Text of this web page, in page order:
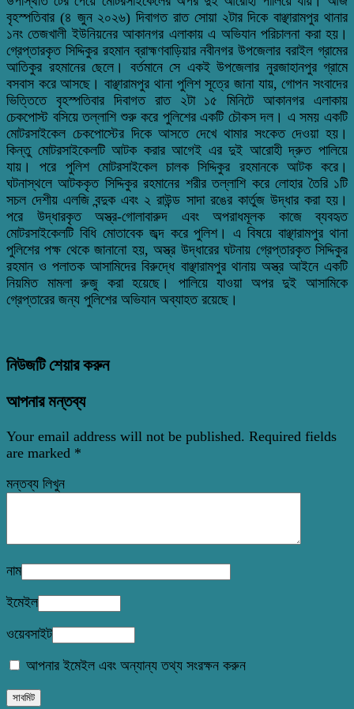
বৃহস্পতিবার (৪ জুন ২০২৬) দিবাগত রাত সোয়া ২টার দিকে বাঞ্ছারামপুর থানার
১নং তেজখালী ইউনিয়নের আকানগর এলাকায় এ অভিযান পরিচালনা করা হয়।
গ্রেপ্তারকৃত সিদ্দিকুর রহমান ব্রাহ্মণবাড়িয়ার নবীনগর উপজেলার বরাইল গ্রামের
আতিকুর রহমানের ছেলে। বর্তমানে সে একই উপজেলার নুরজাহানপুর গ্রামে
বসবাস করে আসছে। বাঞ্ছারামপুর থানা পুলিশ সূত্রে জানা যায়, গোপন সংবাদের
ভিত্তিতে বৃহস্পতিবার দিবাগত রাত ২টা ১৫ মিনিটে আকানগর এলাকায়
চেকপোস্ট বসিয়ে তল্লাশি শুরু করে পুলিশের একটি চৌকস দল। এ সময় একটি
মোটরসাইকেল চেকপোস্টের দিকে আসতে দেখে থামার সংকেত দেওয়া হয়।
কিন্তু মোটরসাইকেলটি আটক করার আগেই এর দুই আরোহী দ্রুত পালিয়ে
যায়। পরে পুলিশ মোটরসাইকেল চালক সিদ্দিকুর রহমানকে আটক করে।
ঘটনাস্থলে আটককৃত সিদ্দিকুর রহমানের শরীর তল্লাশি করে লোহার তৈরি ১টি
সচল দেশীয় এলজি বন্দুক এবং ২ রাউন্ড সাদা রঙের কার্তুজ উদ্ধার করা হয়।
পরে উদ্ধারকৃত অস্ত্র-গোলাবারুদ এবং অপরাধমূলক কাজে ব্যবহৃত
মোটরসাইকেলটি বিধি মোতাবেক জব্দ করে পুলিশ। এ বিষয়ে বাঞ্ছারামপুর থানা
পুলিশের পক্ষ থেকে জানানো হয়, অস্ত্র উদ্ধারের ঘটনায় গ্রেপ্তারকৃত সিদ্দিকুর
রহমান ও পলাতক আসামিদের বিরুদ্ধে বাঞ্ছারামপুর থানায় অস্ত্র আইনে একটি
নিয়মিত মামলা রুজু করা হয়েছে। পালিয়ে যাওয়া অপর দুই আসামিকে
গ্রেপ্তারের জন্য পুলিশের অভিযান অব্যাহত রয়েছে।
নিউজটি শেয়ার করুন
আপনার মন্তব্য
Your email address will not be published. Required fields
are marked *
মন্তব্য লিখুন
নাম
ইমেইল
ওয়েবসাইট
আপনার ইমেইল এবং অন্যান্য তথ্য সংরক্ষন করুন